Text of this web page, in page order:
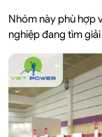
Nhóm này phù hợp
nghiệp đang tìm